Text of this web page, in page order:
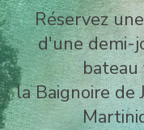
Réservez
d'une demi-
bateau
la Baignoire de